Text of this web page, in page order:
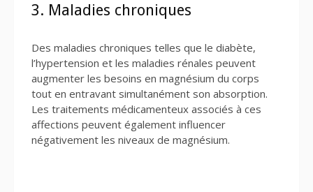
3. Maladies chroniques
Des maladies chroniques telles que le diabète,
l’hypertension et les maladies rénales peuvent
augmenter les besoins en magnésium du corps
tout en entravant simultanément son absorption.
Les traitements médicamenteux associés à ces
affections peuvent également influencer
négativement les niveaux de magnésium.